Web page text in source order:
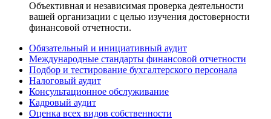
Объективная и независимая проверка деятельности
вашей организации с целью изучения достоверности
финансовой отчетности.
Обязательный и инициативный аудит
Международные стандарты финансовой отчетности
Подбор и тестирование бухгалтерского персонала
Налоговый аудит
Консультационное обслуживание
Кадровый аудит
Оценка всех видов собственности